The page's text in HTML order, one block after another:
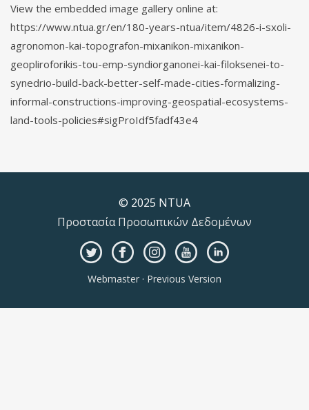
View the embedded image gallery online at:
https://www.ntua.gr/en/180-years-ntua/item/4826-i-sxoli-
agronomon-kai-topografon-mixanikon-mixanikon-
geopliroforikis-tou-emp-syndiorganonei-kai-filoksenei-to-
synedrio-build-back-better-self-made-cities-formalizing-
informal-constructions-improving-geospatial-ecosystems-
land-tools-policies#sigProIdf5fadf43e4
© 2025 NTUA
Προστασία Προσωπικών Δεδομένων
Webmaster · Previous Version